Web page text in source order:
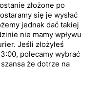
złożone po
się je wysłać
jednak dać takiej
nie mamy wpływu
Jeśli złożyłeś
polecamy wybrać
że dotrze na